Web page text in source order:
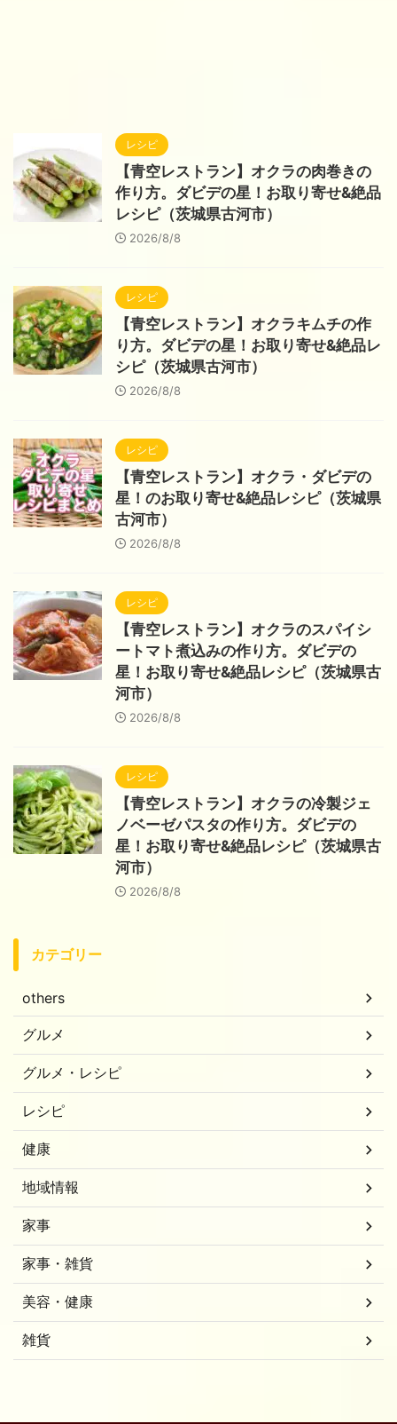
レシピ
【青空レストラン】オクラの肉巻きの
作り方。ダビデの星！お取り寄せ&絶品
レシピ（茨城県古河市）
2026/8/8
レシピ
【青空レストラン】オクラキムチの作
り方。ダビデの星！お取り寄せ&絶品レ
シピ（茨城県古河市）
2026/8/8
レシピ
【青空レストラン】オクラ・ダビデの
星！のお取り寄せ&絶品レシピ（茨城県
古河市）
2026/8/8
レシピ
【青空レストラン】オクラのスパイシ
ートマト煮込みの作り方。ダビデの
星！お取り寄せ&絶品レシピ（茨城県古
河市）
2026/8/8
レシピ
【青空レストラン】オクラの冷製ジェ
ノベーゼパスタの作り方。ダビデの
星！お取り寄せ&絶品レシピ（茨城県古
河市）
2026/8/8
カテゴリー
others
グルメ
グルメ・レシピ
レシピ
健康
地域情報
家事
家事・雑貨
美容・健康
雑貨